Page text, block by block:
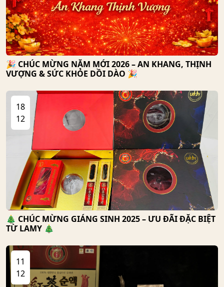
🎉 CHÚC MỪNG NĂM MỚI 2026 – AN KHANG, THỊNH
VƯỢNG & SỨC KHỎE DỒI DÀO 🎉
18
12
🎄 CHÚC MỪNG GIÁNG SINH 2025 – ƯU ĐÃI ĐẶC BIỆT
TỪ LAMY 🎄
11
12